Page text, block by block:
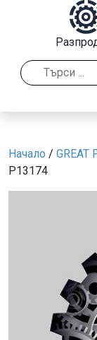
Начало / GREAT
P13174